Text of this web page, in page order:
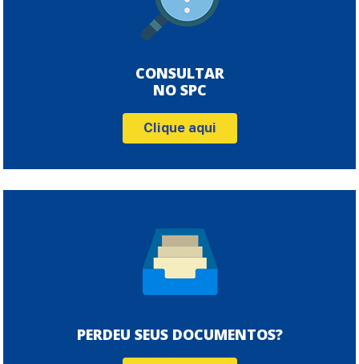
CONSULTAR
NO SPC
Clique aqui
PERDEU SEUS DOCUMENTOS?